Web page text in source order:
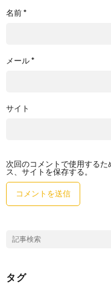
名前*
メール*
サイト
次回のコメントで使用する
ス、サイトを保存する。
タグ